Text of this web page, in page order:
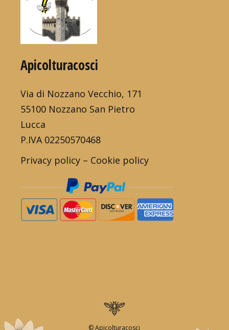
Apicolturacosci
Via di Nozzano Vecchio, 171
55100 Nozzano San Pietro
Lucca
P.IVA 02250570468
Privacy policy – Cookie policy
© Apicolturacosci